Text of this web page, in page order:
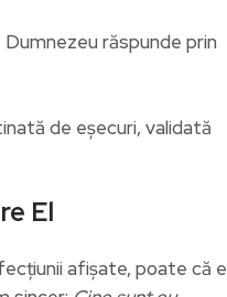
Dumnezeu răspunde prin
de eșecuri, validată
El
afișate, poate că e